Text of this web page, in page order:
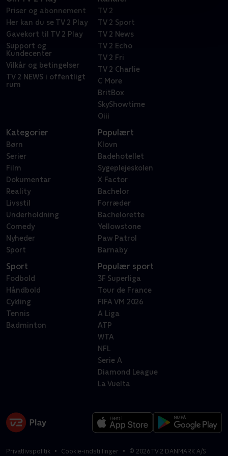
Priser og abonnement
Her kan du se TV 2 Play
Gavekort til TV 2 Play
Support og
Kundecenter
Vilkår og betingelser
TV 2 NEWS i offentligt
rum
TV 2
TV 2 Sport
TV 2 News
TV 2 Echo
TV 2 Fri
TV 2 Charlie
C More
BritBox
SkyShowtime
Oiii
Kategorier
Børn
Serier
Film
Dokumentar
Reality
Livsstil
Underholdning
Comedy
Nyheder
Sport
Populært
Klovn
Badehotellet
Sygeplejeskolen
X Factor
Bachelor
Forræder
Bachelorette
Yellowstone
Paw Patrol
Barnaby
Sport
Fodbold
Håndbold
Cykling
Tennis
Badminton
Populær sport
3F Superliga
Tour de France
FIFA VM 2026
A Liga
ATP
WTA
NFL
Serie A
Diamond League
La Vuelta
Privatlivspolitik Cookie-indstillinger © 2026TV 2 DANMARK A/S